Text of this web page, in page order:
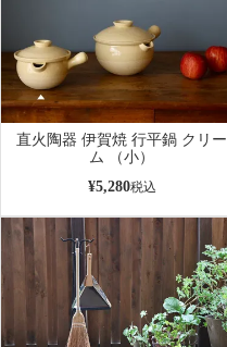
直火陶器 伊賀焼 行平鍋 クリー
ム （小）
¥5,280税込